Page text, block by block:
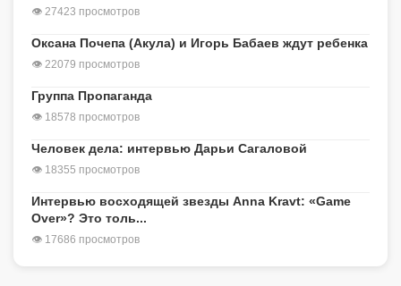
👁 27423 просмотров
Оксана Почепа (Акула) и Игорь Бабаев ждут ребенка
👁 22079 просмотров
Группа Пропаганда
👁 18578 просмотров
Человек дела: интервью Дарьи Сагаловой
👁 18355 просмотров
Интервью восходящей звезды Anna Kravt: «Game
Over»? Это толь...
👁 17686 просмотров